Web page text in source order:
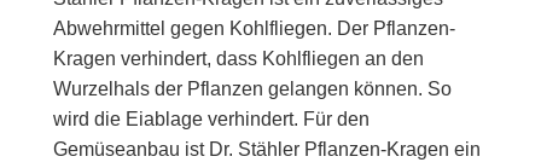
Abwehrmittel gegen Kohlfliegen. Der Pflanzen-
Kragen verhindert, dass Kohlfliegen an den
Wurzelhals der Pflanzen gelangen können. So
wird die Eiablage verhindert. Für den
Gemüseanbau ist Dr. Stähler Pflanzen-Kragen ein